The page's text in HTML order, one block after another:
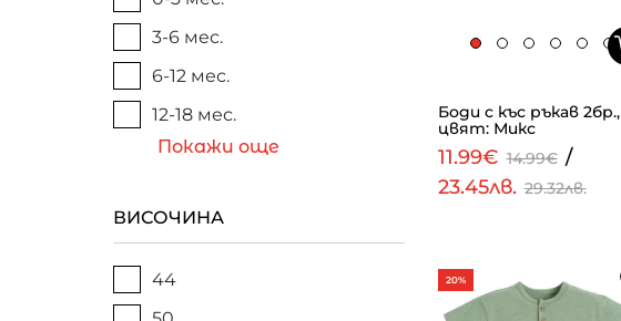
3-6 мес.
6-12 мес.
12-18 мес.
Покажи още
ВИСОЧИНА
44
Боди с къс ръкав 2бр.,
цвят: Микс
11.99€ 14.99€ /
23.45лв. 29.32лв.
20%